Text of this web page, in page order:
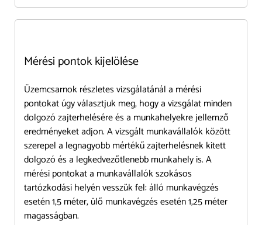
Mérési pontok kijelölése
Üzemcsarnok részletes vizsgálatánál a mérési
pontokat úgy választjuk meg, hogy a vizsgálat minden
dolgozó zajterhelésére és a munkahelyekre jellemző
eredményeket adjon. A vizsgált munkavállalók között
szerepel a legnagyobb mértékű zajterhelésnek kitett
dolgozó és a legkedvezőtlenebb munkahely is. A
mérési pontokat a munkavállalók szokásos
tartózkodási helyén vesszük fel: álló munkavégzés
esetén 1,5 méter, ülő munkavégzés esetén 1,25 méter
magasságban.